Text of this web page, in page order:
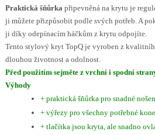
Praktická šňůrka připevněná na krytu je
ji můžete přizpůsobit podle svých potřeb. A
ji díky odepínacím háčkům z krytu odpojíte.
Tento stylový kryt TopQ je vyroben z
dlouhou životnost a odolnost.
Před použitím sejměte z vrchní i spodní
Výhody
+ praktická šňůrka pro snadné
+ výřezy pro všechny potřebné
+ tlačítka jsou kryta, ale snadno